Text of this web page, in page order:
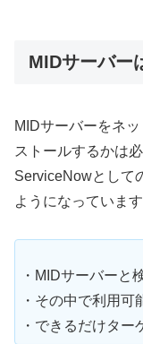
MIDサーバー
MIDサーバーをネ
ストールするかは
ServiceNowとして
ようになっています
・MIDサーバーと
・その中で利用
・できるだけタ